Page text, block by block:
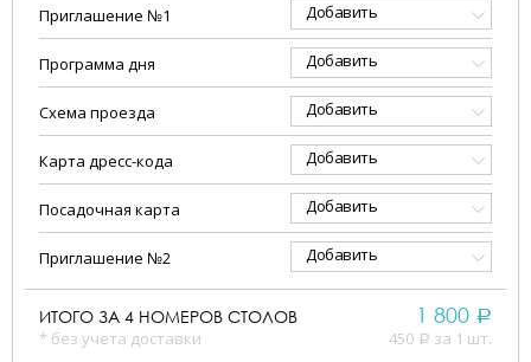
Приглашение №1 Добавить
Программа дня Добавить
Схема проезда Добавить
Карта дресс-кода Добавить
Посадочная карта Добавить
Приглашение №2 Добавить
ИТОГО ЗА 4 НОМЕРОВ СТОЛОВ
* без учета доставки
1 800 a
450 a за 1 шт.